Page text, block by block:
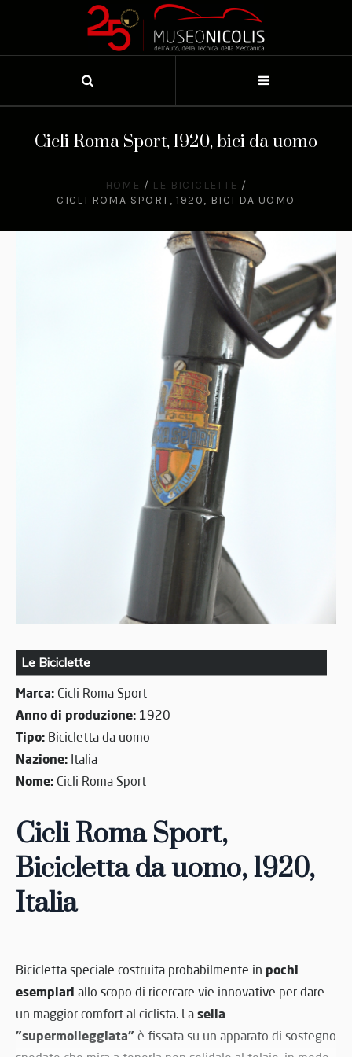
Cicli Roma Sport, 1920, bici da uomo
HOME / LE BICICLETTE /
CICLI ROMA SPORT, 1920, BICI DA UOMO
Le Biciclette
Marca: Cicli Roma Sport
Anno di produzione: 1920
Tipo: Bicicletta da uomo
Nazione: Italia
Nome: Cicli Roma Sport
Cicli Roma Sport,
Bicicletta da uomo, 1920,
Italia
Bicicletta speciale costruita probabilmente in pochi
esemplari allo scopo di ricercare vie innovative per dare
un maggior comfort al ciclista. La sella
"supermolleggiata" è fissata su un apparato di sostegno